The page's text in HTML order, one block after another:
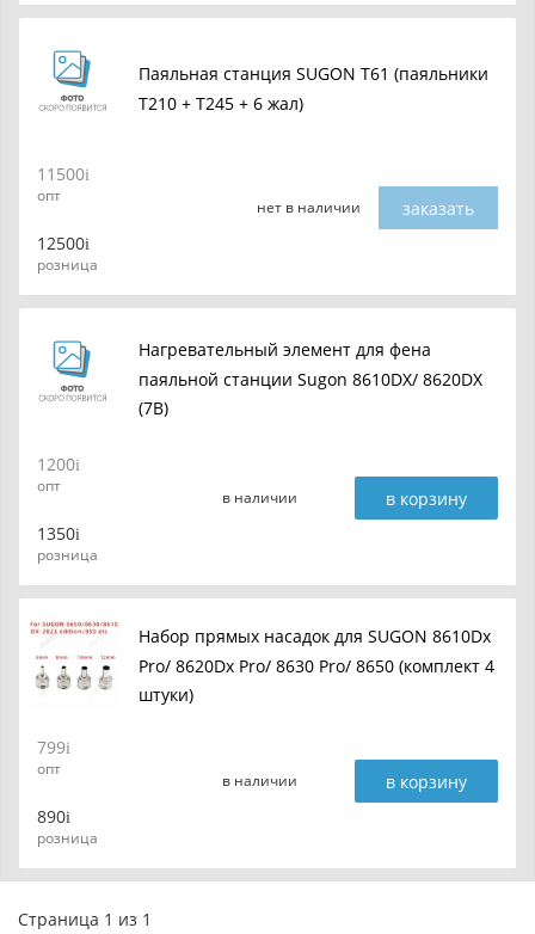
Паяльная станция SUGON T61 (паяльники
T210 + T245 + 6 жал)
11500
опт
12500
розница
нет в наличии заказать
Нагревательный элемент для фена
паяльной станции Sugon 8610DX/ 8620DX
(7B)
1200
опт
1350
розница
в наличии в корзину
Набор прямых насадок для SUGON 8610Dx
Pro/ 8620Dx Pro/ 8630 Pro/ 8650 (комплект 4
штуки)
799
опт
890
розница
в наличии в корзину
Страница 1 из 1